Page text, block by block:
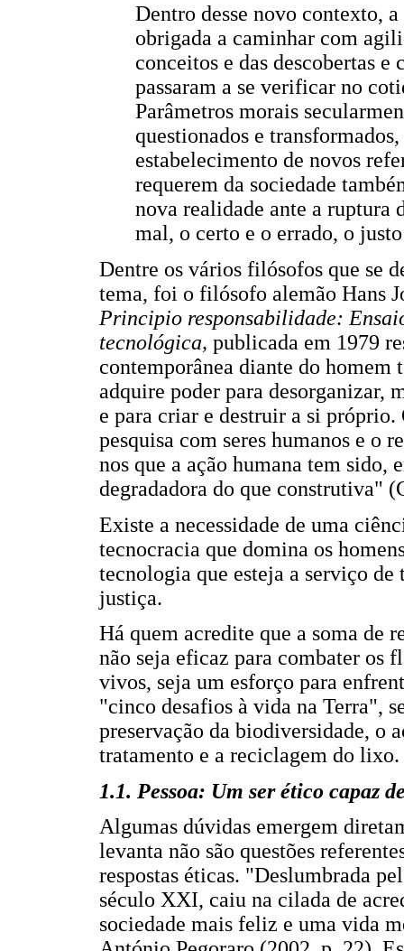
Dentro desse novo contexto,
obrigada a caminhar com
conceitos e das descobertas e
passaram a se verificar no
Parâmetros morais
questionados e
estabelecimento de novos
requerem da sociedade
nova realidade ante a ruptura
mal, o certo e o errado, o
Dentre os vários filósofos que se
tema, foi o filósofo alemão Hans
Principio responsabilidade:
tecnológica, publicada em 1979
contemporânea diante do
adquire poder para desorganizar,
e para criar e destruir a si próprio.
pesquisa com seres humanos e o
nos que a ação humana tem sido,
degradadora do que construtiva"
Existe a necessidade de uma
tecnocracia que domina os
tecnologia que esteja a serviço
justiça.
Há quem acredite que a soma de
não seja eficaz para combater os
vivos, seja um esforço para
"cinco desafios à vida na Terra",
preservação da biodiversidade, o
tratamento e a reciclagem do lixo.
1.1. Pessoa: Um ser ético capaz
Algumas dúvidas emergem
levanta não são questões
respostas éticas. "Deslumbrada
século XXI, caiu na cilada de
sociedade mais feliz e uma vida